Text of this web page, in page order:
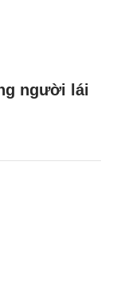
người lái